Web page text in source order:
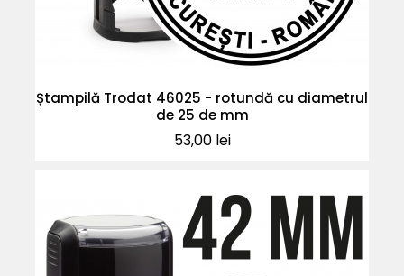
Ștampilă Trodat 46025 - rotundă cu diametrul
de 25 de mm
Pret
53,00 lei